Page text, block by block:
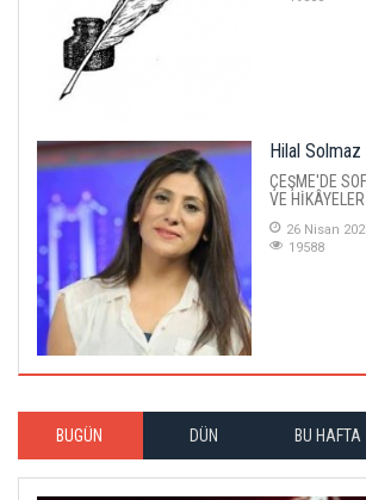
Hilal Solmaz
ÇEŞME'DE
VE
26 Nisan
19588
BUGÜN DÜN BU HAFTA